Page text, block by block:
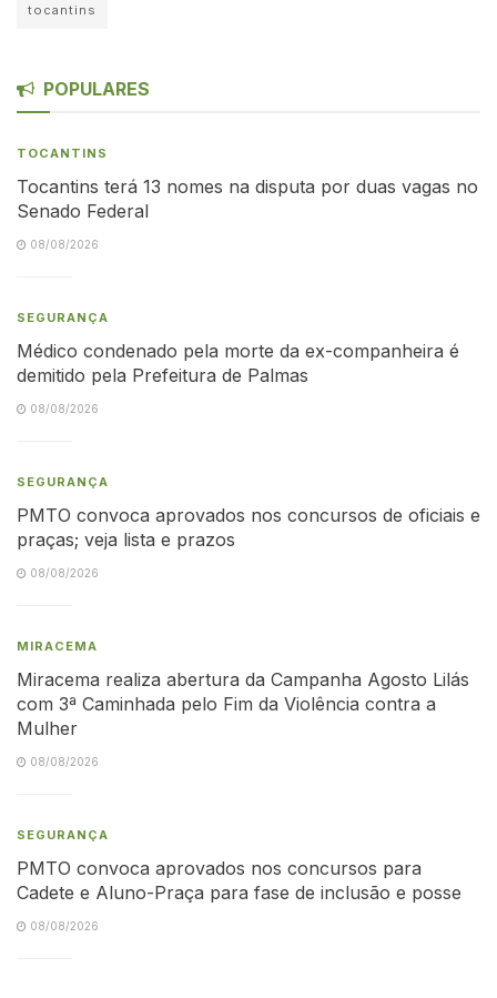
tocantins
POPULARES
TOCANTINS
Tocantins terá 13 nomes na disputa por duas vagas no
Senado Federal
08/08/2026
SEGURANÇA
Médico condenado pela morte da ex-companheira é
demitido pela Prefeitura de Palmas
08/08/2026
SEGURANÇA
PMTO convoca aprovados nos concursos de oficiais e
praças; veja lista e prazos
08/08/2026
MIRACEMA
Miracema realiza abertura da Campanha Agosto Lilás
com 3ª Caminhada pelo Fim da Violência contra a
Mulher
08/08/2026
SEGURANÇA
PMTO convoca aprovados nos concursos para
Cadete e Aluno-Praça para fase de inclusão e posse
08/08/2026